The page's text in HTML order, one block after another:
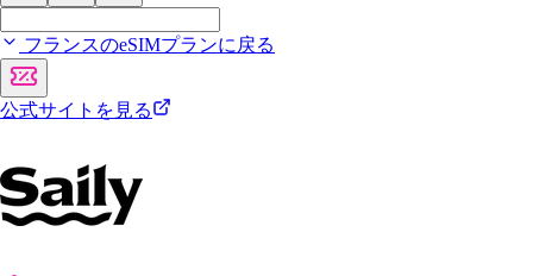
フランスのeSIMプランに戻る
公式サイトを見る